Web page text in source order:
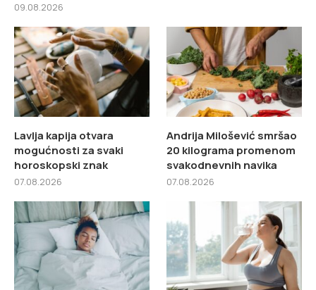
09.08.2026
Lavlja kapija otvara
mogućnosti za svaki
horoskopski znak
07.08.2026
Andrija Milošević smršao
20 kilograma promenom
svakodnevnih navika
07.08.2026